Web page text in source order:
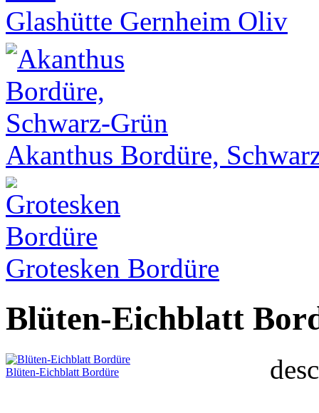
Glashütte Gernheim Oliv
Akanthus Bordüre,
Grotesken Bordüre
Blüten-Eichblatt
Blüten-Eichblatt Bordüre